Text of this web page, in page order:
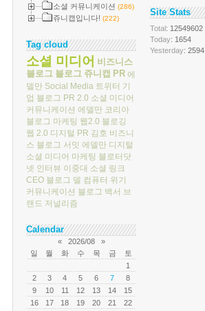
소셜 커뮤니케이션 (286)
쥬니캡입니다! (222)
Tag cloud
소셜 미디어 비즈니스
블로그 블로그 쥬니캡 PR 에
델만 Social Media 트위터 기
업 블로그 PR 2.0 소셜 미디어
커뮤니케이션 에델만 코리아
블로그 마케팅 웹2.0 블로깅
웹 2.0 디지털 PR 김호 비즈니
스 블로그 서밋 에델만 디지털
소셜 미디어 마케팅 블로터닷
넷 인터뷰 이중대 소셜 링크
CEO 블로그 델 컴퓨터 위기
커뮤니케이션 블로그 백서 브
랜드 저널리즘
Calendar
« 2026/08
»
일
월 화 수 목 금
토
1
2
3 4 5 6 7
8
9
10 11 12 13 14
15
16
17 18 19 20 21
22
Site Stats
Total: 12549602
Today: 1654
Yesterday: 2594